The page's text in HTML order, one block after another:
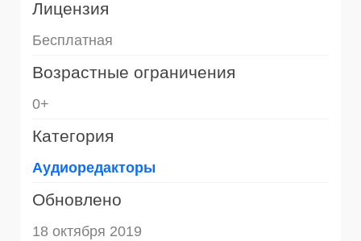
Лицензия
Бесплатная
Возрастные ограничения
0+
Категория
Аудиоредакторы
Обновлено
18 октября 2019